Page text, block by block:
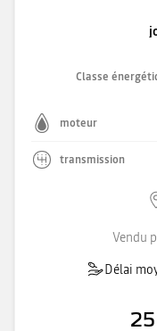
Classe
moteur
transmission
Vendu
Délai